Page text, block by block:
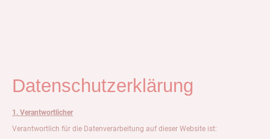
Datenschutzerklärung
1. Verantwortlicher
Verantwortlich für die Datenverarbeitung auf dieser Website ist: